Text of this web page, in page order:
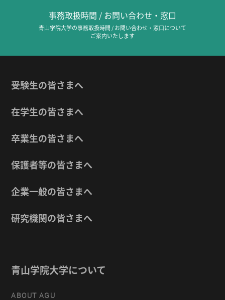
事務取扱時間 / お問い合わせ・窓口
青山学院大学の事務取扱時間 / お問い合わせ・窓口について
ご案内いたします
受験生の皆さまへ
在学生の皆さまへ
卒業生の皆さまへ
保護者等の皆さまへ
企業一般の皆さまへ
研究機関の皆さまへ
青山学院大学について
ABOUT AGU